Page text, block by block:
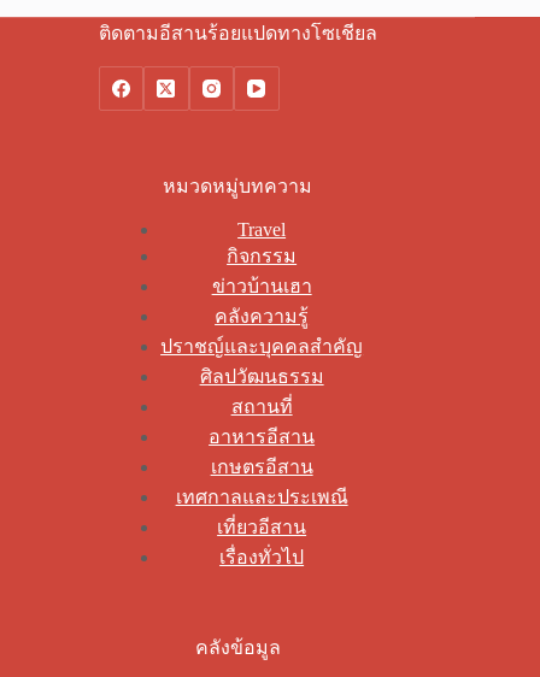
ติดตามอีสานร้อยแปดทางโซเชียล
หมวดหมู่บทความ
Travel
กิจกรรม
ข่าวบ้านเฮา
คลังความรู้
ปราชญ์และบุคคลสำคัญ
ศิลปวัฒนธรรม
สถานที่
อาหารอีสาน
เกษตรอีสาน
เทศกาลและประเพณี
เที่ยวอีสาน
เรื่องทั่วไป
คลังข้อมูล